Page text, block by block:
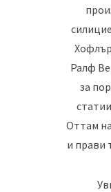
Ралф
за
Оттам
и прави